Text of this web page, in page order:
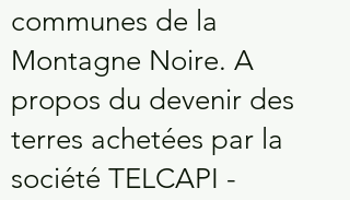
communes de la
Montagne Noire. A
propos du devenir des
terres achetées par la
société TELCAPI -